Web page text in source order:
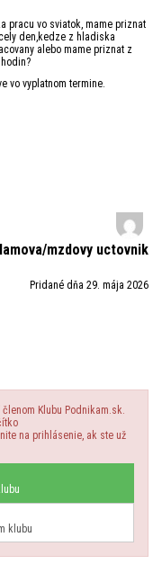
pracu vo sviatok, mame priznat
den,kedze z hladiska
alebo mame priznat z
vo vyplatnom termine.
mzdovy uctovnik
Pridané dňa 29. mája 2026
Klubu Podnikam.sk.
na prihlásenie, ak ste už
klubu